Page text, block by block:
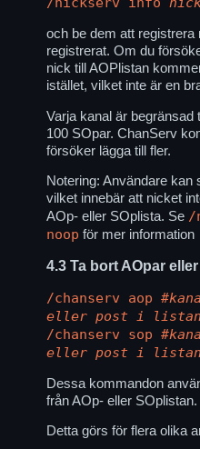
och be dem att
registrerat. Om du
nick till AOPlistan
istället, vilket inte är en
Varja kanal är
100 SOpar. ChanServ
försöker lägga till fler.
Notering: Användare
vilket innebär att nicket
AOp- eller SOplista. Se /
noop för mer information
4.3 Ta bort AOpar
/chanserv aop
eller post i listan
/chanserv sop
eller post i listan
Dessa kommandon
från AOp- eller SOplistan.
Detta görs för flera olika